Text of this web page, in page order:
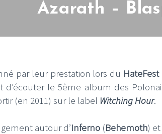
Azarath –
par leur prestation lors du HateFest
d’écouter le 5ème album des
(en 2011) sur le label Witching Hour.
autour d’Inferno (Behemoth)